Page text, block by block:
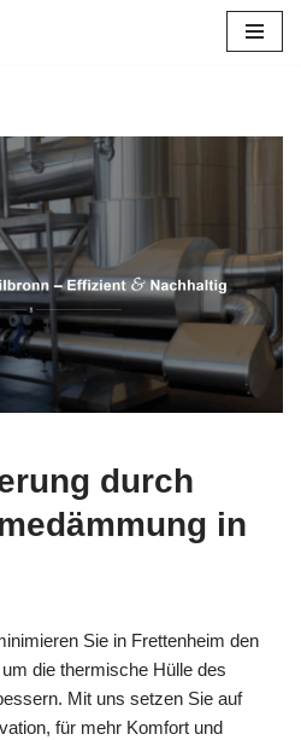
durch
in
Sie in Frettenheim den
die thermische Hülle des
Mit uns setzen Sie auf
für mehr Komfort und